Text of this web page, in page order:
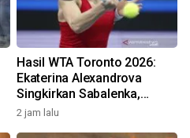
Hasil WTA Toronto 2026:
Ekaterina Alexandrova
Singkirkan Sabalenka,
Swiatek Segel Tiket
2 jam lalu